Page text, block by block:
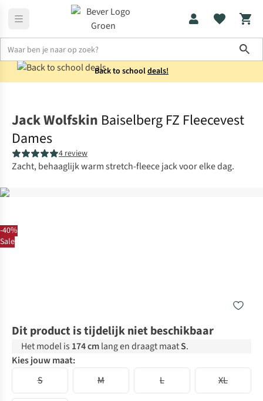
Back to schooldeals!
-40%
Sale
Jack Wolfskin Baiselberg FZ Fleecevest
Dames
4 review
Zacht, behaaglijk warm stretch-fleece jack voor elke dag.
Dit product is tijdelijk niet beschikbaar
Het model is 174 cmlang en draagt maatS.
Kies jouw maat:
S
M L XL